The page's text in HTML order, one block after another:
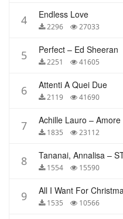
4 Endless Love
2296 27033
5 Perfect – Ed Sheeran
2251 41605
6 Attenti A Quei Due
2119 41690
7 1835 23112
8 1554 15590
9 1535 10566